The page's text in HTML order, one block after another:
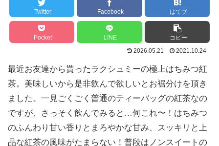
Twitter Facebook はてブ
Pocket LINE
コピー
2026.05.21
2021.10.24
最近お友達から貰ったラクシュミーの極上はちみつ紅
茶。美味しいから是非飲んで欲しいとお裾分けを頂き
ました。一見ごくごく普通のティーバッグの紅茶なの
ですが、さっそく飲んでみると…何これ〜！はちみつ
のふんわり甘い香りとまろやかな甘み、スッキリと上
品な紅茶の風味がたまらない！普段はノンスイートの